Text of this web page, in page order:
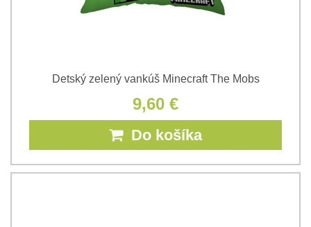
Detský zelený vankúš Minecraft The Mobs
9,60 €
Do košíka